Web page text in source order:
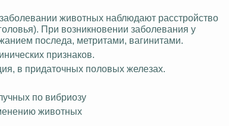
животных наблюдают расстройство
При возникновении заболевания у
последа, метритами, вагинитами.
признаков.
в придаточных половых железах.
по вибриозу
животных